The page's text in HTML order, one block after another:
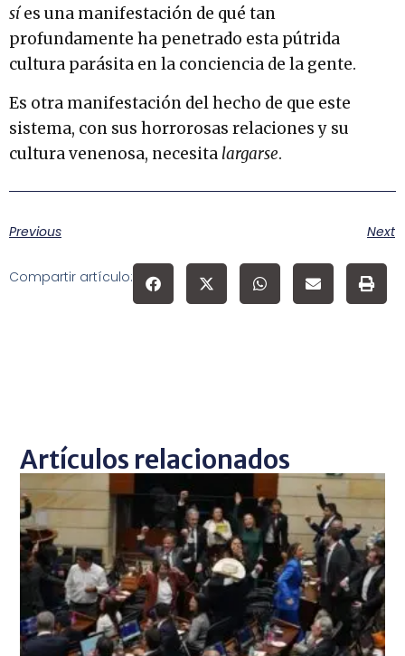
síes una manifestación de qué tan
profundamente ha penetrado esta pútrida
cultura parásita en la conciencia de la gente.
Es otra manifestación del hecho de que este
sistema, con sus horrorosas relaciones y su
cultura venenosa, necesita largarse.
Previous Next
Compartir artículo:
Artículos relacionados